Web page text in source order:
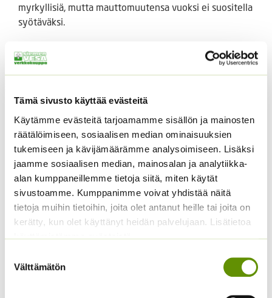
Tämä sivusto käyttää evästeitä
Käytämme evästeitä tarjoamamme sisällön ja mainosten
räätälöimiseen, sosiaalisen median ominaisuuksien
tukemiseen ja kävijämäärämme analysoimiseen. Lisäksi
jaamme sosiaalisen median, mainosalan ja analytiikka-
alan kumppaneillemme tietoja siitä, miten käytät
sivustoamme. Kumppanimme voivat yhdistää näitä
tietoja muihin tietoihin, joita olet antanut heille tai joita on
kerätty, kun olet käyttänyt heidän palvelujaan. Lisätietoa
käyttämistämme evästeistä
valinta
Välttämätön
myrkyllisiä, mutta mauttomuutensa vuoksi ei suositella
syötäväksi.
Pakkauskoko 0,5 g.
Kiinanritarinkannus
12,50€ Sisältää
Amurinmaksaruoho
Hintaluokka: